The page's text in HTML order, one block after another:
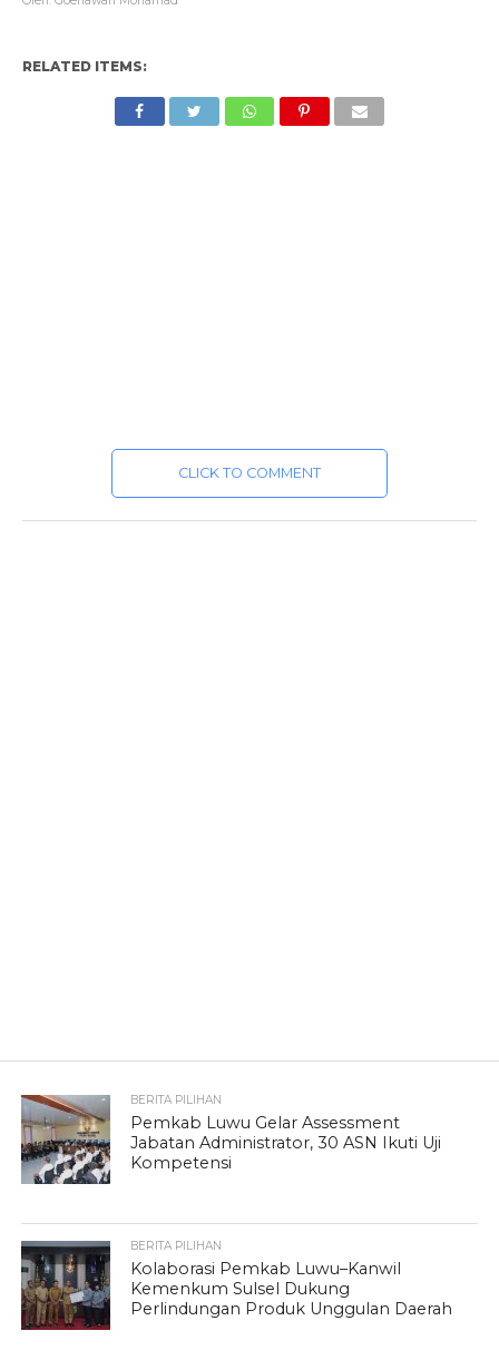
RELATED ITEMS:
CLICK TO COMMENT
BERITA PILIHAN
Pemkab Luwu Gelar Assessment
Jabatan Administrator, 30 ASN Ikuti Uji
Kompetensi
BERITA PILIHAN
Kolaborasi Pemkab Luwu–Kanwil
Kemenkum Sulsel Dukung
Perlindungan Produk Unggulan Daerah